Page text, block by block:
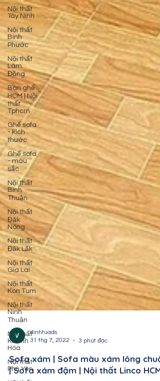
Nội thất
Tây Ninh
Nội thất
Bình
Phước
Nội thất
Lâm
Đồng
Bàn ghế
HCM | Nội
thất
Tphcm
Ghế sofa
- kích
thước
Ghế sofa
- màu
sắc
Nội thất
Bình
Thuận
Nội thất
Đăk
Nông
Nội thất
Đăk Lăk
Nội thất
Gia Lai
Nội thất
Kon Tum
Nội thất
Ninh
Thuận
Nội thất
Khánh
Hòa
Nội thất
Phú Yên
31 thg 7, 2022
3 phút đọc
Sofa xám | Sofa màu xám lông